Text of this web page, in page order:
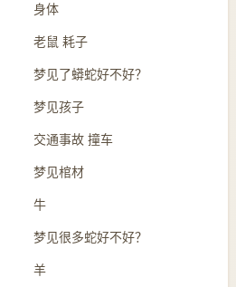
身体
老鼠 耗子
梦见了蟒蛇好不好？
梦见孩子
交通事故 撞车
梦见棺材
牛
梦见很多蛇好不好？
羊